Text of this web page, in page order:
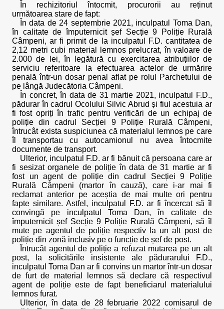
În rechizitoriul întocmit, procurorii au reținut
următoarea stare de fapt:
În data de 24 septembrie 2021, inculpatul Toma Dan,
în calitate de împuternicit șef Secție 9 Poliție Rurală
Câmpeni, ar fi primit de la inculpatul F.D. cantitatea de
2,12 metri cubi material lemnos prelucrat, în valoare de
2.000 de lei, în legătură cu exercitarea atribuțiilor de
serviciu referitoare la efectuarea actelor de urmărire
penală într-un dosar penal aflat pe rolul Parchetului de
pe lângă Judecătoria Câmpeni.
În concret, în data de 31 martie 2021, inculpatul F.D.,
pădurar în cadrul Ocolului Silvic Abrud și fiul acestuia ar
fi fost opriți în trafic pentru verificări de un echipaj de
poliție din cadrul Secției 9 Poliție Rurală Câmpeni,
întrucât exista suspiciunea că materialul lemnos pe care
îl transportau cu autocamionul nu avea întocmite
documente de transport.
Ulterior, inculpatul F.D. ar fi bănuit că persoana care ar
fi sesizat organele de poliție în data de 31 martie ar fi
fost un agent de poliție din cadrul Secției 9 Poliție
Rurală Câmpeni (martor în cauză), care i-ar mai fi
reclamat anterior pe aceștia de mai multe ori pentru
fapte similare. Astfel, inculpatul F.D. ar fi încercat să îl
convingă pe inculpatul Toma Dan, în calitate de
împuternicit șef Secție 9 Poliție Rurală Câmpeni, să îl
mute pe agentul de poliție respectiv la un alt post de
poliție din zonă inclusiv pe o funcție de șef de post.
Întrucât agentul de poliție a refuzat mutarea pe un alt
post, la solicitările insistente ale pădurarului F.D.,
inculpatul Toma Dan ar fi convins un martor într-un dosar
de furt de material lemnos să declare că respectivul
agent de poliție este de fapt beneficiarul materialului
lemnos furat.
Ulterior, în data de 28 februarie 2022 comisarul de